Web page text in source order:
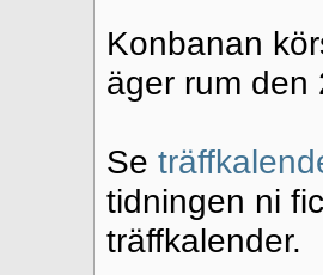
Konbanan
äger rum den
Se
tidningen ni
träffkalender.